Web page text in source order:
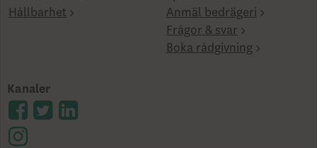
Hållbarhet
Anmäl bedrägeri
Frågor & svar
Boka rådgivning
Kanaler